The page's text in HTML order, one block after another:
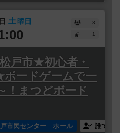
日 土曜日
3
1
戸市★初心者・
ードゲームで一
！まつどボード
市民センター ホール 誰でも